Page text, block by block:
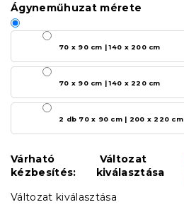
Változat kiválasztása
Ágyneműhuzat mérete
70 x 90 cm | 140 x 200 cm
70 x 90 cm | 140 x 220 cm
2 db 70 x 90 cm | 200 x 220 cm
Várható
kézbesítés:
Változat
kiválasztása